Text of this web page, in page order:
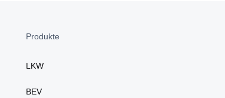
Produkte
LKW
BEV